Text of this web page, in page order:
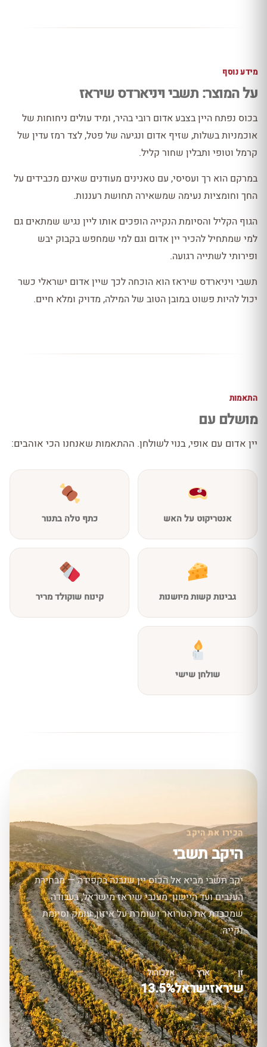
מידע נוסף
על המוצר: תשבי ויניארדס שיראז
בכוס נפתח היין בצבע אדום רובי בהיר, ומיד עולים ניחוחות של
אוכמניות בשלות, שזיף אדום ונגיעה של פטל, לצד רמז עדין של
קרמל וטופי ותבלין שחור קליל.
במרקם הוא רך ועסיסי, עם טאנינים מעודנים שאינם מכבידים על
החך וחומציות נעימה שמשאירה תחושת רעננות.
הגוף הקליל והסיומת הנקייה הופכים אותו ליין נגיש שמתאים גם
למי שמתחיל להכיר יין אדום וגם למי שמחפש בקבוק יבש
ופירותי לשתייה רגועה.
תשבי ויניארדס שיראז הוא הוכחה לכך שיין אדום ישראלי כשר
יכול להיות פשוט במובן הטוב של המילה, מדויק ומלא חיים.
התאמות
מושלם עם
יין אדום עם אופי, בנוי לשולחן. ההתאמות שאנחנו הכי אוהבים:
אנטריקוט על האש כתף טלה בתנור
גבינות קשות מיושנות קינוח שוקולד מריר
שולחן שישי
הכירו את היקב
היקב תשבי
יקב תשבי מביא אל הכוס יין שנבנה בקפידה — מבחירת
הענבים ועד היישון. מענבי שיראז מישראל, בעבודה
שמכבדת את הטרואר ושומרת על איזון, עומק וסיומת
נקייה.
זן
שיראז
ארץ
ישראל
אלכוהול
13.5%